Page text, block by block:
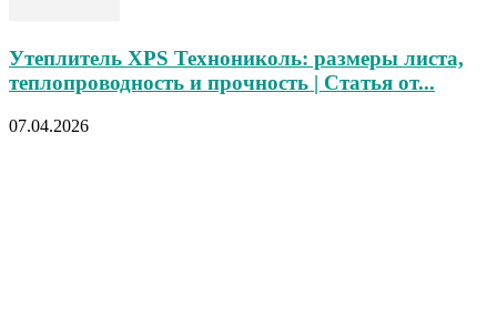
Утеплитель XPS Технониколь: размеры листа,
теплопроводность и прочность | Статья от...
07.04.2026